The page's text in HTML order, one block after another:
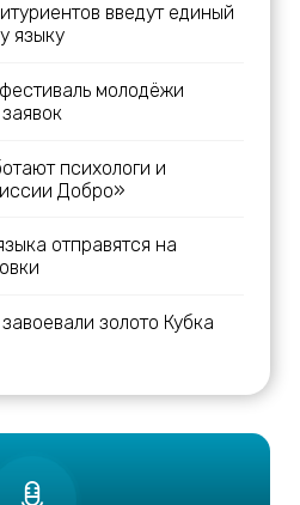
введут единый
языку
молодёжи
психологи и
Добро»
отправятся на
золото Кубка